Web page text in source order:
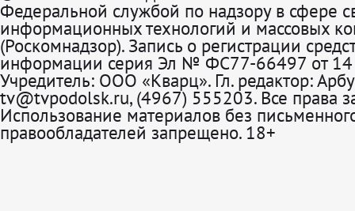
Федеральной службой по надзору в сфере
информационных технологий и массовых
(Роскомнадзор). Запись о регистрации
информации серия Эл № ФС77-66497 от 14
Учредитель: ООО «Кварц». Гл. редактор:
tv@tvpodolsk.ru, (4967) 555203. Все права
Использование материалов без
правообладателей запрещено. 18+